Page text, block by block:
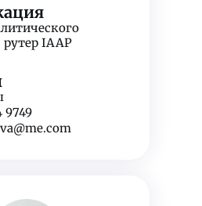
рутер IAAP
9749